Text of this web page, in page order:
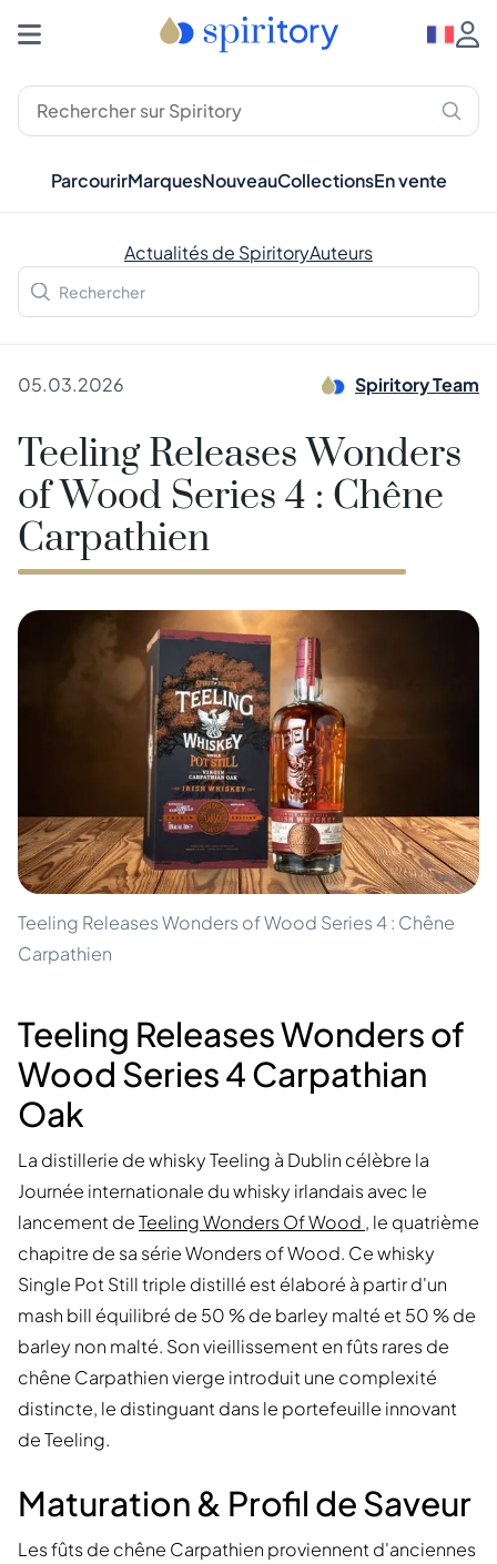
ParcourirMarquesNouveauCollectionsEn vente
Actualités de SpiritoryAuteurs
05.03.2026 Spiritory Team
Teeling Releases Wonders
of Wood Series 4 : Chêne
Carpathien
Teeling Releases Wonders of Wood Series 4 : Chêne
Carpathien
Teeling Releases Wonders of
Wood Series 4 Carpathian
Oak
La distillerie de whisky Teeling à Dublin célèbre la
Journée internationale du whisky irlandais avec le
lancement deTeeling Wonders Of Wood , le quatrième
chapitre de sa série Wonders of Wood. Ce whisky
Single Pot Still triple distillé est élaboré à partir d'un
mash bill équilibré de 50 % de barley malté et 50 % de
barley non malté. Son vieillissement en fûts rares de
chêne Carpathien vierge introduit une complexité
distincte, le distinguant dans le portefeuille innovant
de Teeling.
Maturation & Profil de Saveur
Les fûts de chêne Carpathien proviennent d'anciennes